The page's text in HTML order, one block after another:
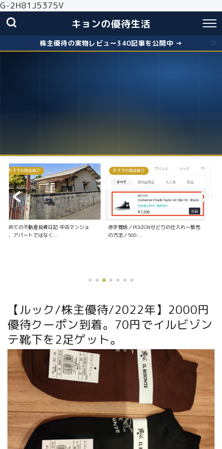
G-2H81J5375V
キョンの優待生活
株主優待の実物レビュー340記事を公開中 →
日記 中古マンショ
く...
おすすめ商品紹介
赤字覚悟／POIZONせどりの仕入れ〜販売
株主優待
失敗しないクロス取引
お得に株主優...
【ルック/株主優待/2022年】2000円
優待クーポン到着。70円でイルビゾン
テ靴下を2足ゲット。